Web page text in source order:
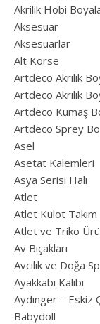
Akrilik Hobi
Aksesuar
Aksesuarlar
Alt Korse
Artdeco Akrilik
Artdeco Akrilik
Artdeco Kumaş
Artdeco Sprey
Asel
Asetat Kalemleri
Asya Serisi Halı
Atlet
Atlet Külot Takım
Atlet ve Triko
Av Bıçakları
Avcılık ve Doğa
Ayakkabı Kalıbı
Aydınger – Eskiz
Babydoll